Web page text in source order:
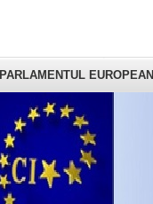
PARLAMENTUL EUROPEAN